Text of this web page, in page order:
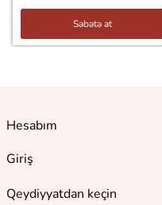
Səbətə at
Hesabım
Giriş
Qeydiyyatdan keçin